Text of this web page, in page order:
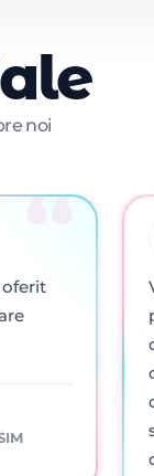
noi
oferit